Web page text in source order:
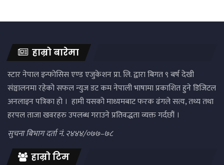
हाम्रो बारेमा
स्टार नेपाल इन्फोसिस एण्ड एजुकेशन प्रा. लि. द्वारा बिगत ९ बर्ष देखी
संञ्चालनमा रहेको सफल न्युज डट कम नेपाली भाषामा प्रकाशित हुने डिजिटल
अनलाइन पत्रिका हो । हामी यसको माध्यमबाट फरक ढंगले सत्य, तथ्य तथा
हरपल ताजा खवरहरु उपलब्ध गराउने प्रतिवद्धता व्यक्त गर्दछौं ।
सुचना बिभाग दर्ता नं. २४४४/०७७–७८
हाम्रो टिम